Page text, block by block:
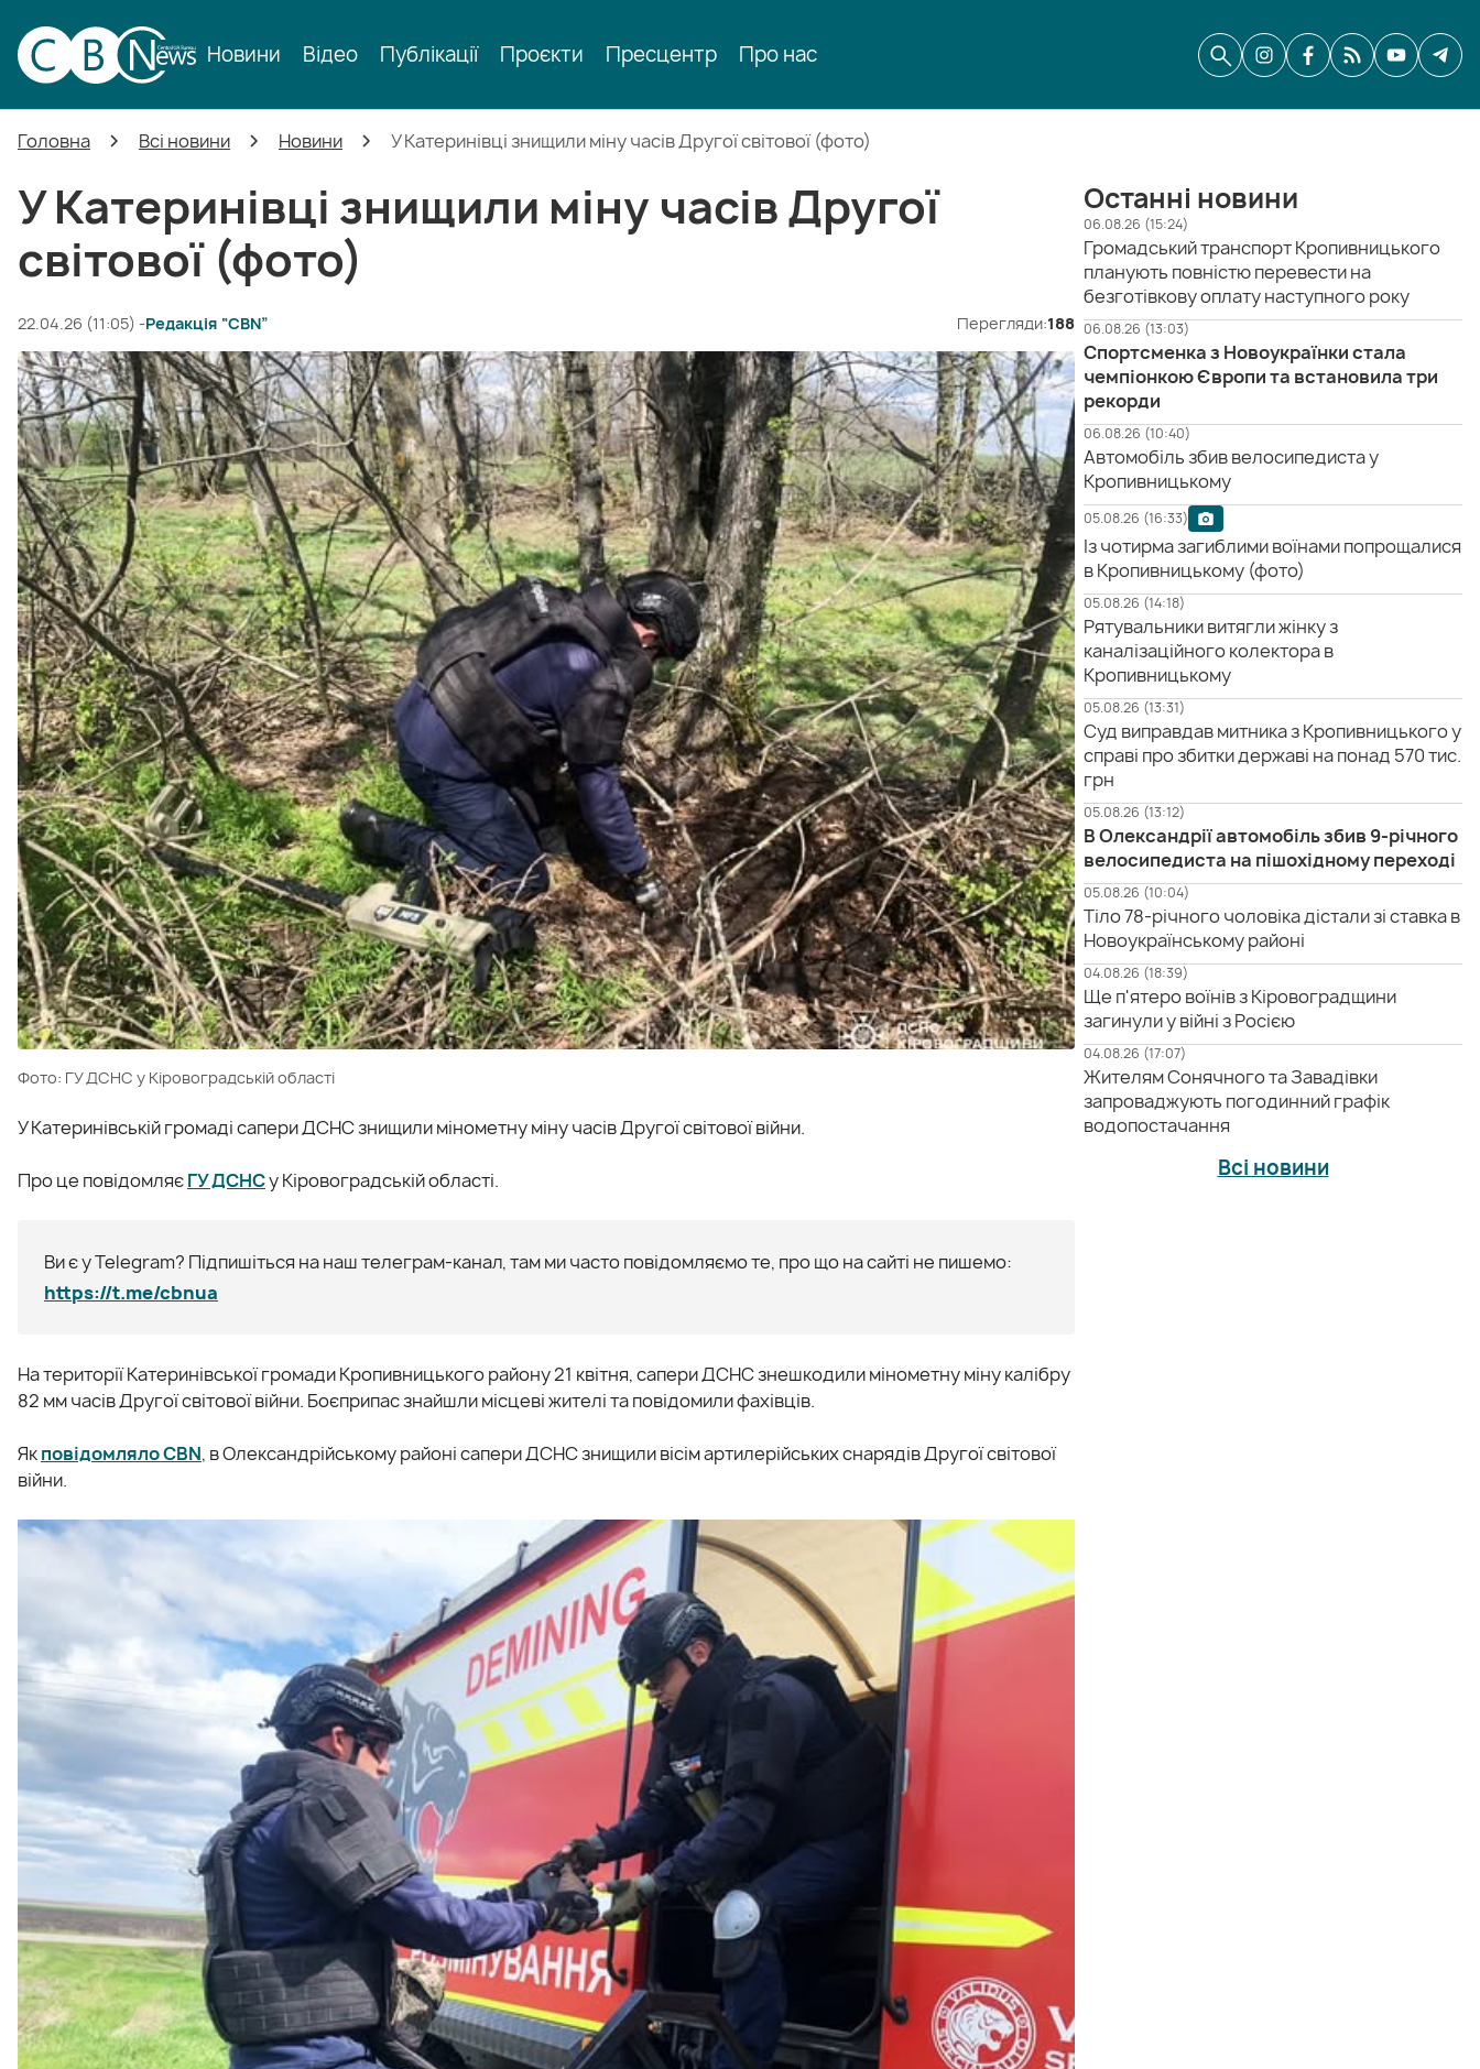
Новини Відео Публікації Проєкти Пресцентр Про нас
Головна Всі новини Новини У Катеринівці знищили міну часів Другої світової (фото)
У Катеринівці знищили міну часів Другої
світової (фото)
22.04.26 (11:05) -Редакція “CBN” Перегляди:188
Фото: ГУ ДСНС у Кіровоградській області
У Катеринівській громаді сапери ДСНС знищили мінометну міну часів Другої світової війни.
Про це повідомляєГУ ДСНСу Кіровоградській області.
Ви є у Telegram? Підпишіться на наш телеграм-канал, там ми часто повідомляємо те, про що на сайті не пишемо:
https://t.me/cbnua
На території Катеринівської громади Кропивницького району 21 квітня, сапери ДСНС знешкодили мінометну міну калібру
82 мм часів Другої світової війни. Боєприпас знайшли місцеві жителі та повідомили фахівців.
Якповідомляло CBN, в Олександрійському районі сапери ДСНС знищили вісім артилерійських снарядів Другої світової
війни.
Останні новини
06.08.26 (15:24)
Громадський транспорт Кропивницького
планують повністю перевести на
безготівкову оплату наступного року
06.08.26 (13:03)
Спортсменка з Новоукраїнки стала
чемпіонкою Європи та встановила три
рекорди
06.08.26 (10:40)
Автомобіль збив велосипедиста у
Кропивницькому
05.08.26 (16:33)
Із чотирма загиблими воїнами попрощалися
в Кропивницькому (фото)
05.08.26 (14:18)
Рятувальники витягли жінку з
каналізаційного колектора в
Кропивницькому
05.08.26 (13:31)
Суд виправдав митника з Кропивницького у
справі про збитки державі на понад 570 тис.
грн
05.08.26 (13:12)
В Олександрії автомобіль збив 9-річного
велосипедиста на пішохідному переході
05.08.26 (10:04)
Тіло 78-річного чоловіка дістали зі ставка в
Новоукраїнському районі
04.08.26 (18:39)
Ще п'ятеро воїнів з Кіровоградщини
загинули у війні з Росією
04.08.26 (17:07)
Жителям Сонячного та Завадівки
запроваджують погодинний графік
водопостачання
Всі новини